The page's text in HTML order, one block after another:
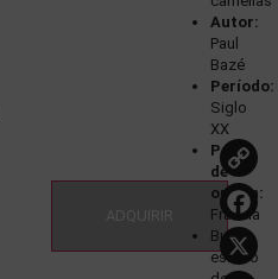
Autor:
Paul
Bazé
Período:
Siglo
XX
País
de
origen:
Francia
Buen
estado